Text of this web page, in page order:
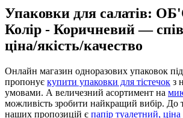
упаковка тістечок
алюмінієві лотки харчові
Упаковки для салатів:
Колір - Коричневий —
ціна/якість/качество
Онлайн магазин одноразових упаковок
пропонує купити упаковки для тістечок з
умовами. А величезний асортимент на
можливість зробити найкращий вибір. До
наших пропозицій є папір туалетний, ціна